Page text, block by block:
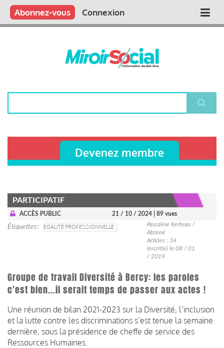
Aller
contenu
Main
Qui sommes nous ?
Vous publiez
Nous publions
Contactez-nous
Abonnez-vous Connexion
Devenez membre
PARTICIPATIF
ACCÈS PUBLIC 21 / 10 / 2024 | 89 vues
Étiquettes EGALITÉ PROFESSIONNELLE
Pascaline Kerhoas /
Abonné
Articles : 34
Inscrit(e) le 08 / 01
/ 2019
Groupe de travail Diversité à Bercy: les paroles
c'est bien...il serait temps de passer aux actes !
Une réunion de bilan 2021-2023 sur la Diversité, l’inclusion
et la lutte contre les discriminations s’est tenue la semaine
dernière, sous la présidence de cheffe de service des
Ressources Humaines.